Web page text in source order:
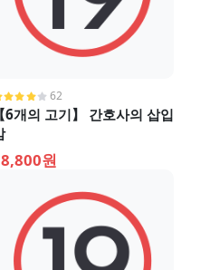
62
【6개의 고기】 간호사의 삽입
원